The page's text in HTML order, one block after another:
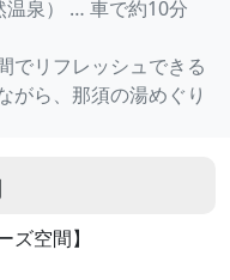
温泉） … 車で約10分
でリフレッシュできる
がら、那須の湯めぐり
ズ空間】